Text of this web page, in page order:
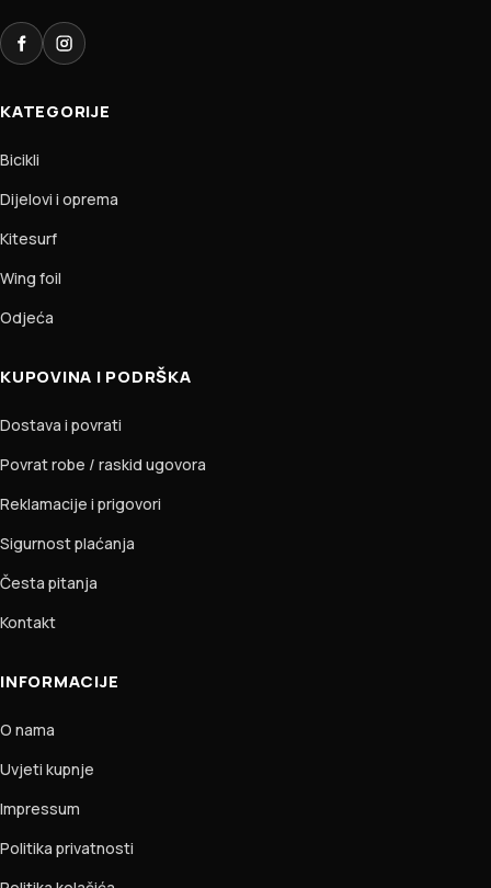
FacebookInstagram
KATEGORIJE
Bicikli
Dijelovi i oprema
Kitesurf
Wing foil
Odjeća
KUPOVINA I PODRŠKA
Dostava i povrati
Povrat robe / raskid ugovora
Reklamacije i prigovori
Sigurnost plaćanja
Česta pitanja
Kontakt
INFORMACIJE
O nama
Uvjeti kupnje
Impressum
Politika privatnosti